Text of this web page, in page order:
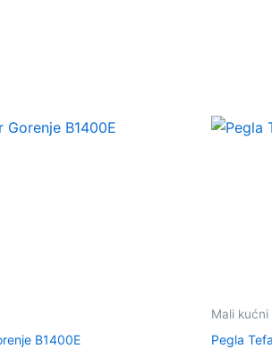
B1400E
Mali
Pegla